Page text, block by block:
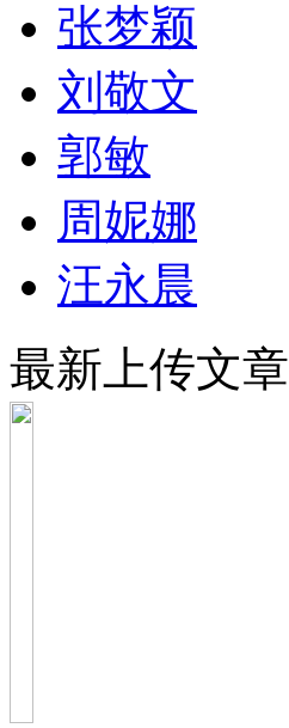
张梦颖
刘敬文
郭敏
周妮娜
汪永晨
最新上传文章